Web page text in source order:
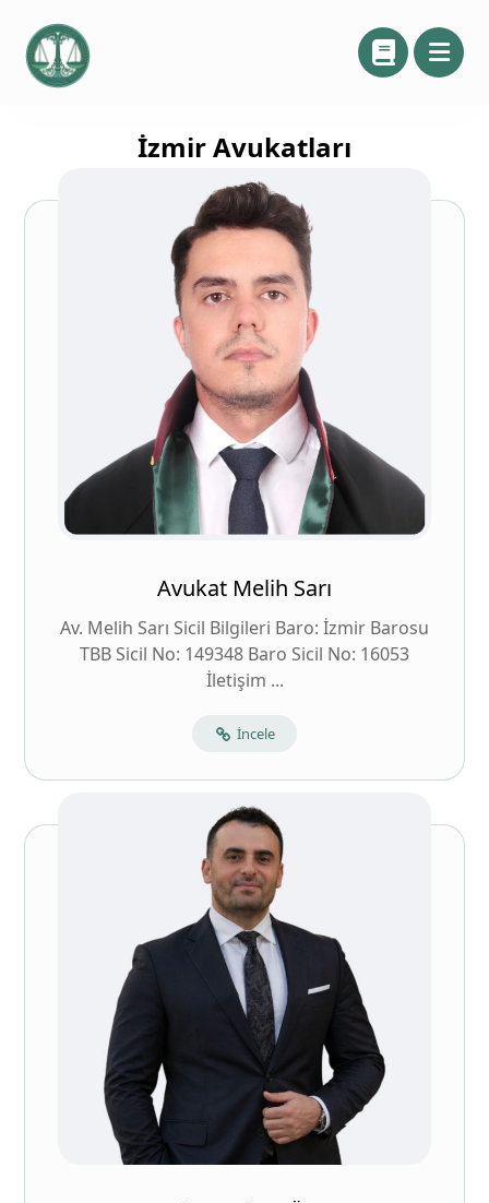
İzmir Avukatları
Avukat Melih Sarı
Av. Melih Sarı Sicil Bilgileri Baro: İzmir Barosu
TBB Sicil No: 149348 Baro Sicil No: 16053
İletişim ...
İncele